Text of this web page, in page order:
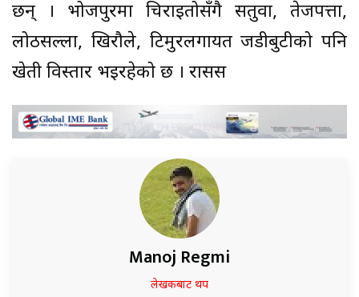
छन् । भोजपुरमा चिराइतोसँगै सतुवा, तेजपत्ता,
लोठसल्ला, खिरौले, टिमुरलगायत जडीबुटीको पनि
खेती विस्तार भइरहेको छ । रासस
Manoj Regmi
लेखकबाट थप